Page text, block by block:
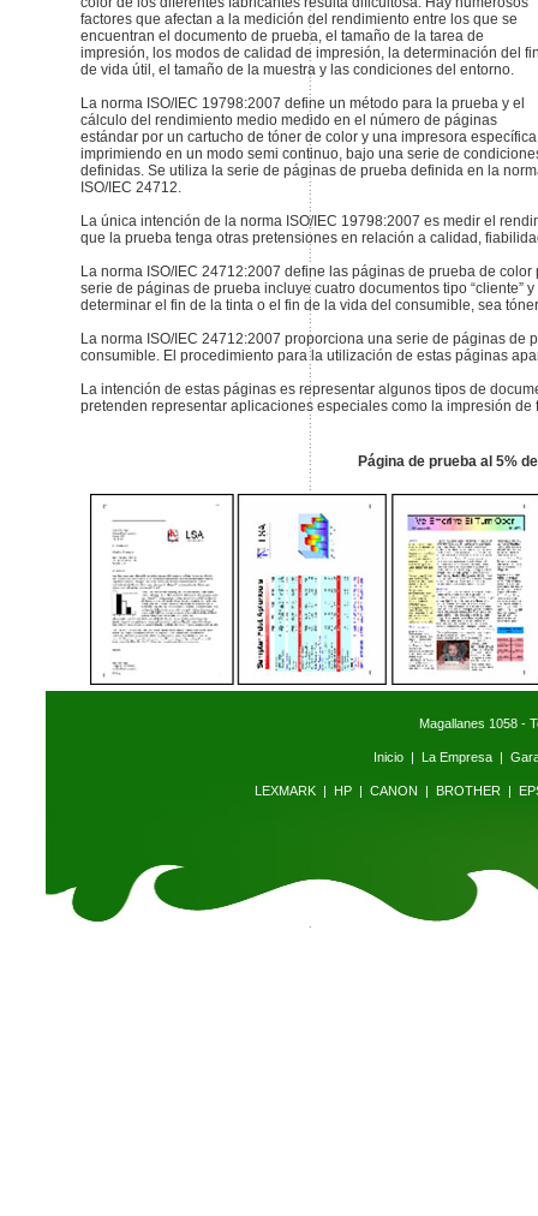
factores que afectan a la medición del rendimiento entre los que se
encuentran el documento de prueba, el tamaño de la tarea de
impresión, los modos de calidad de impresión, la determinación del
de vida útil, el tamaño de la muestra y las condiciones del entorno.
La norma ISO/IEC 19798:2007 define un método para la prueba y el
cálculo del rendimiento medio medido en el número de páginas
estándar por un cartucho de tóner de color y una impresora específica
imprimiendo en un modo semi continuo, bajo una serie de
definidas. Se utiliza la serie de páginas de prueba definida en la
ISO/IEC 24712.
La única intención de la norma ISO/IEC 19798:2007 es medir el
que la prueba tenga otras pretensiones en relación a calidad,
La norma ISO/IEC 24712:2007 define las páginas de prueba de
serie de páginas de prueba incluye cuatro documentos tipo “cliente”
determinar el fin de la tinta o el fin de la vida del consumible, sea
La norma ISO/IEC 24712:2007 proporciona una serie de páginas
consumible. El procedimiento para la utilización de estas páginas
La intención de estas páginas es representar algunos tipos de
pretenden representar aplicaciones especiales como la impresión de
Página de prueba al 5%
Magallanes 1058 -
Inicio| La Empresa |
LEXMARK| HP| CANON | BROTHER|